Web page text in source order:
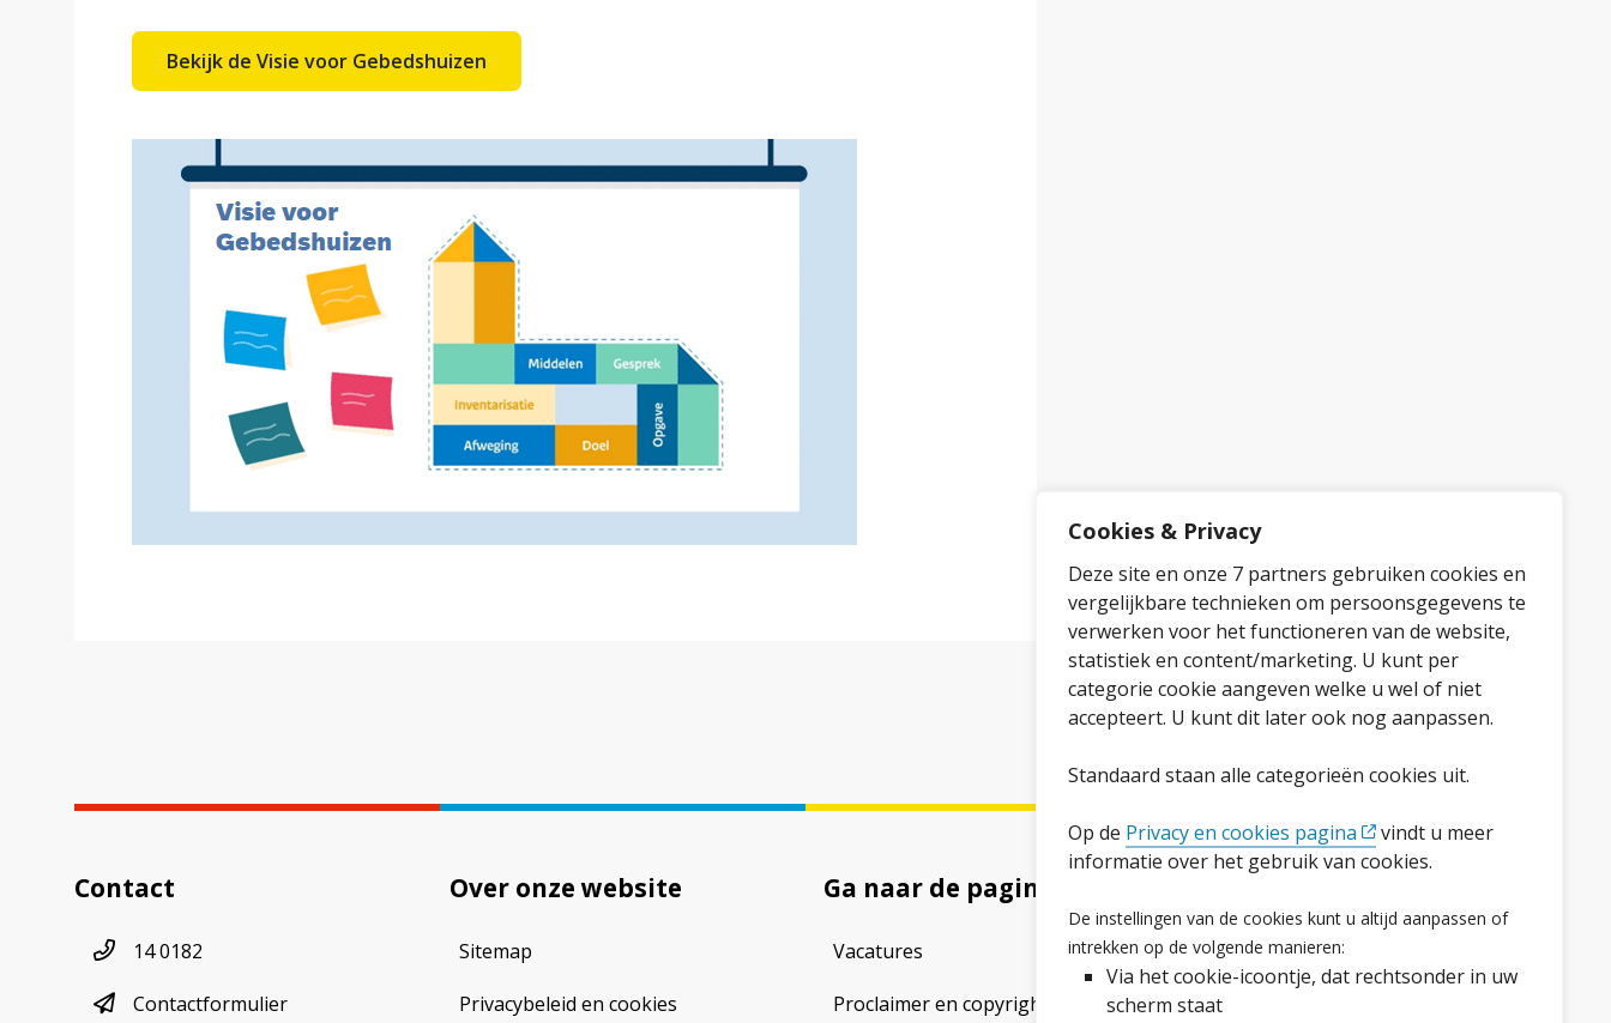
Cookies & Privacy
Deze site en onze 7 partners gebruiken cookies en
vergelijkbare technieken om persoonsgegevens te
verwerken voor het functioneren van de website,
statistiek en content/marketing. U kunt per
categorie cookie aangeven welke u wel of niet
accepteert. U kunt dit later ook nog aanpassen.
Standaard staan alle categorieën cookies uit.
Op de Privacy en cookies pagina
vindt u meer
informatie over het gebruik van cookies.
De instellingen van de cookies kunt u altijd aanpassen of
intrekken op de volgende manieren:
Via het cookie-icoontje, dat rechtsonder in uw
scherm staat
Bekijk de Visie voor Gebedshuizen
Contact
Telefoonnummer
14 0182
contactformulier
Contactformulier
Over onze website
Sitemap
Privacybeleid en cookies
Ga naar de pagina
Vacatures
Proclaimer en copyright
Facebook
LinkedInInstagram